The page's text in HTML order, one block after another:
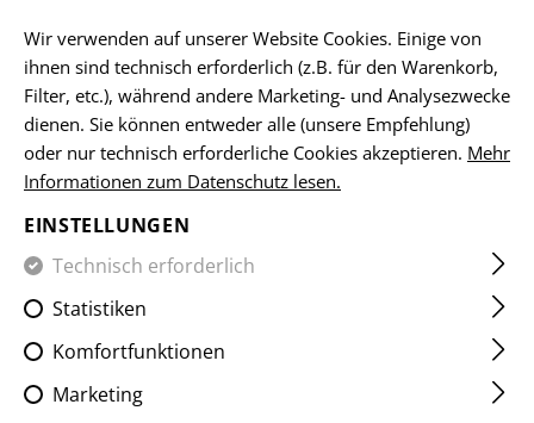
T-SHIRTS
FILTER
Wir verwenden auf unserer Website Cookies. Einige von
ihnen sind technisch erforderlich (z.B. für den Warenkorb,
Filter, etc.), während andere Marketing- und Analysezwecke
dienen. Sie können entweder alle (unsere Empfehlung)
oder nur technisch erforderliche Cookies akzeptieren. Mehr
Informationen zum Datenschutz lesen.
EINSTELLUNGEN
Technisch erforderlich
Statistiken
Komfortfunktionen
Marketing